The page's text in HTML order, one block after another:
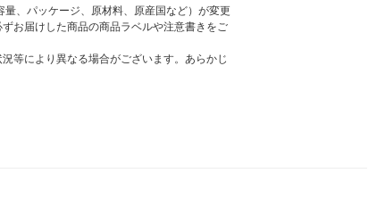
、パッケージ、原材料、原産国など）が変更
お届けした商品の商品ラベルや注意書きをご
等により異なる場合がございます。あらかじ